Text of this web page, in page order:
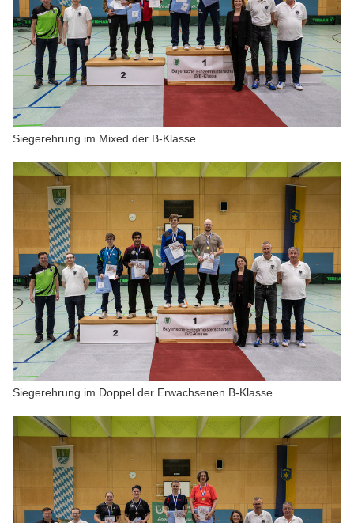
Siegerehrung im Mixed der B-Klasse.
Siegerehrung im Doppel der Erwachsenen B-Klasse.